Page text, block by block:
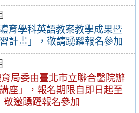
育學科英語教案教學成果暨
計畫」，敬請踴躍報名參加
局委由臺北市立聯合醫院辦
座」，報名期限自即日起至
邀踴躍報名參加